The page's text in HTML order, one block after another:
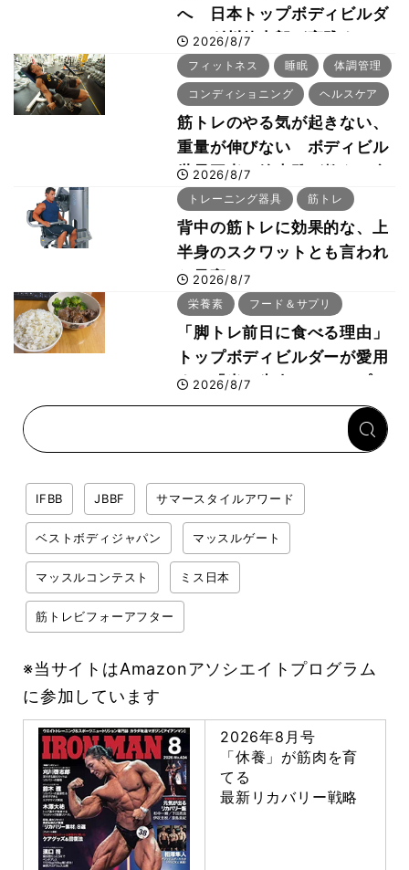
へ 日本トップボディビルダ
ー・刈川啓志郎が実践する
「回復習慣」
2026/8/7
フィットネス 睡眠 体調管理
コンディショニング ヘルスケア
筋トレのやる気が起きない、
重量が伸びない ボディビル
世界王者・鈴木雅が教える食
事・睡眠・呼吸の整え方
2026/8/7
トレーニング器具 筋トレ
背中の筋トレに効果的な、上
半身のスクワットとも言われ
た最高マシン“ノーチラス・
プルオーバーマシン”とは？
2026/8/7
栄養素 フード＆サプリ
「脚トレ前日に食べる理由」
トップボディビルダーが愛用
する「米＋牛肉」のシンプル
回復メシとは？
2026/8/7
IFBB JBBF サマースタイルアワード
ベストボディジャパン マッスルゲート
マッスルコンテスト ミス日本
筋トレビフォーアフター
※当サイトはAmazonアソシエイトプログラム
に参加しています
2026年8月号
「休養」が筋肉を育
てる
最新リカバリー戦略